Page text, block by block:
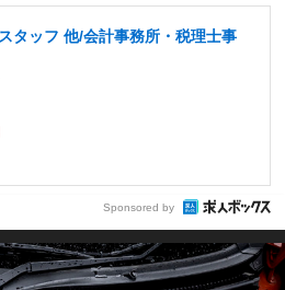
タッフ 他/会計事務所・税理士事
Sponsored by